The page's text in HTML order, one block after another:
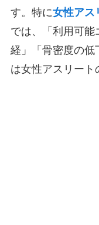
す。特に女性アス
では、「利用可能
経」「骨密度の低
は女性アスリート